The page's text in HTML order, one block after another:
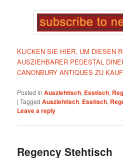
KLICKEN SIE HIER, UM DIESEN
AUSZIEHBARER PEDESTAL
CANONBURY ANTIQUES ZU
Posted in Ausziehtisch, Esstisch,
|Tagged Ausziehtisch, Esstisch,
Leave a reply
Regency Stehtisch